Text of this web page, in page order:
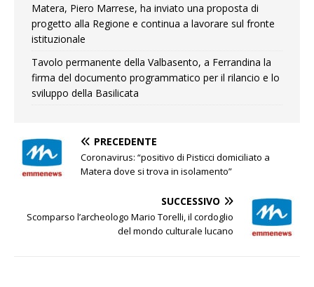
Matera, Piero Marrese, ha inviato una proposta di
progetto alla Regione e continua a lavorare sul fronte
istituzionale
Tavolo permanente della Valbasento, a Ferrandina la
firma del documento programmatico per il rilancio e lo
sviluppo della Basilicata
PRECEDENTE
Coronavirus: “positivo di Pisticci domiciliato a
Matera dove si trova in isolamento”
SUCCESSIVO
Scomparso l’archeologo Mario Torelli, il cordoglio
del mondo culturale lucano